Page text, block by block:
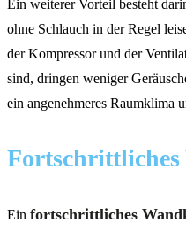
Ein weiterer Vorteil besteht
ohne Schlauch in der Regel
der Kompressor und der
sind, dringen weniger
ein angenehmeres Raumklima
Fortschrittliches
Ein fortschrittliches